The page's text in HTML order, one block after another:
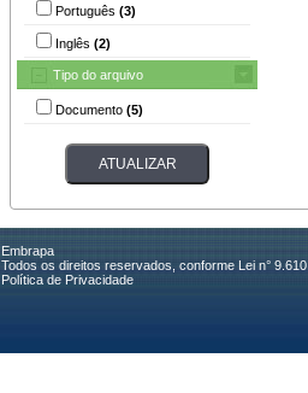
Português (3)
Inglês (2)
Tipo do arquivo
Documento (5)
Embrapa
Todos os direitos reservados, conforme Lei n° 9.610
Política de Privacidade